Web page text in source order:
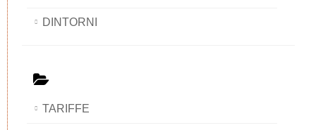
DINTORNI
TARIFFE